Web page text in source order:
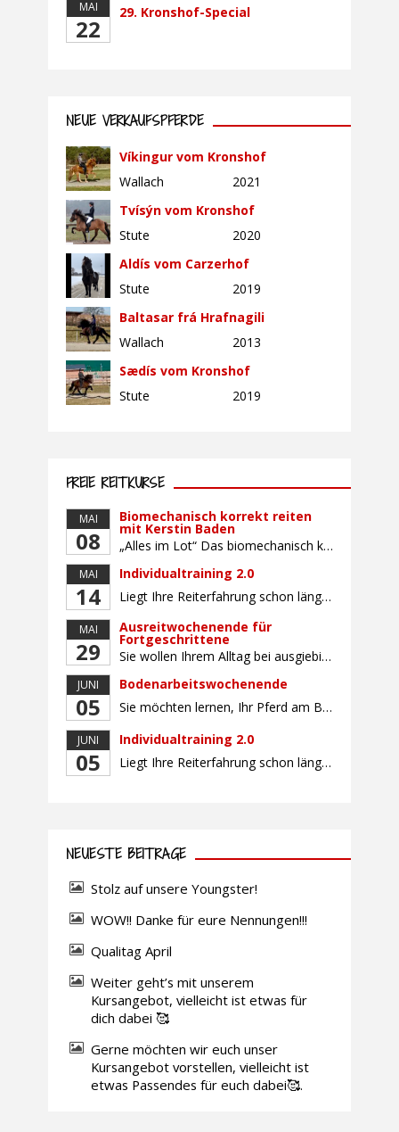
MAI
22
29. Kronshof-Special
NEUE VERKAUFSPFERDE
Víkingur vom Kronshof
Wallach
2021
Tvísýn vom Kronshof
Stute
2020
Aldís vom Carzerhof
Stute
2019
Baltasar frá Hrafnagili
Wallach
2013
Sædís vom Kronshof
Stute
2019
FREIE REITKURSE
MAI
08
Biomechanisch korrekt reiten
mit Kerstin Baden
„Alles im Lot“ Das biomechanisch korrekte Reiten vereint viele wichtige Erkenntnisse der Reitkunst und der Physiologie von Pferd und Reiter miteinander. Ziel ist die größtmögliche Symmetrie des Reiters, denn erst wenn „alles im Lot“ ist, kann das Pferd den Reiter ausbalanciert und losgelassen tragen. Dafür muss der Reiter lernen, die Reaktionen seines Pferdes auf seinen […]
MAI
14
Individualtraining 2.0
Liegt Ihre Reiterfahrung schon länger zurück oder fühlen Sie sich noch nicht richtig fit? Oder sind Sie bereits ein sicherer Reiter und freuen sich auf weiterführenden Unterricht? Training für Reiter:innen mit unterschiedlicher Reiterfahrung, auf die Wünsche und Kenntnisse des Einzelnen abgestimmt. Ein abwechslungsreiches Programm mit individuellem Reitunterricht mit unterschiedlichen Schwerpunkten und für Fortgeschrittene auch mit […]
MAI
29
Ausreitwochenende für
Fortgeschrittene
Sie wollen Ihrem Alltag bei ausgiebigen Ritten durch unser wunderschönes Gelände entfliehen? Dann ist das Ausreitwochenende genau das Richtige. Geübte und sichere Reiter und Reiterinnen genießen die herrliche Natur unter erfahrener Rittführung. Teilnahme mit Leih- oder eigenem Pferd möglich. Mindestteilnehmerzahl: 5 Personen
JUNI
05
Bodenarbeitswochenende
Sie möchten lernen, Ihr Pferd am Boden gezielt zu gymnastizieren und durch feine Kommunikation zu führen? Dieser Kurs vermittelt, wie gezieltes und korrektes Longieren zur gymnastizierenden Arbeit mit dem Pferd beitragen. Wir arbeiten mit Hilfe eines Kappzaums – ohne Ausbinder oder andere Hilfszügel. Im Mittelpunkt stehen feine Kommunikation, klare Körpersprache und präzise Hilfengebung mit dem […]
JUNI
05
Individualtraining 2.0
Liegt Ihre Reiterfahrung schon länger zurück oder fühlen Sie sich noch nicht richtig fit? Oder sind Sie bereits ein sicherer Reiter und freuen sich auf weiterführenden Unterricht? Training für Reiter:innen mit unterschiedlicher Reiterfahrung, auf die Wünsche und Kenntnisse des Einzelnen abgestimmt. Ein abwechslungsreiches Programm mit individuellem Reitunterricht und für Fortgeschrittene auch mit Gangtraining findet in […]
NEUESTE BEITRÄGE
Stolz auf unsere Youngster!
WOW!! Danke für eure Nennungen!!!
Qualitag April
Weiter geht’s mit unserem
Kursangebot, vielleicht ist etwas für
dich dabei 🥰
Gerne möchten wir euch unser
Kursangebot vorstellen, vielleicht ist
etwas Passendes für euch dabei🥰.